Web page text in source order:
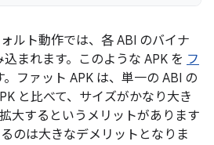
ルト動作では、各 ABI のバイナ
込まれます。このような APK を フ
。ファット APK は、単一の ABI の
と比べて、サイズがかなり大き
大するというメリットがあります
のは大きなデメリットとなりま